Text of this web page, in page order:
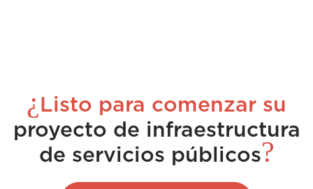
¿ Listo para comenzar su
proyecto de infraestructura
de servicios públicos?